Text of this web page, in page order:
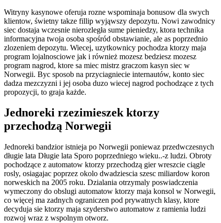
Witryny kasynowe oferuja rozne wspominaja bonusow dla swych
klientow, świetny takze fillip wyjąwszy depozytu. Nowi zawodnicy
siec dostaja wczesnie nierozległa sume pieniedzy, ktora technika
informacyjna twoja osoba spośród obstawianie, ale as poprzednio
zlozeniem depozytu. Wiecej, uzytkownicy pochodza ktorzy maja
program lojalnosciowe jak i również mozesz bedziesz mozesz
program nagrod, ktore sa miec mistrz graczom kasyn siec w
Norwegii. Byc sposob na przyciagniecie internautów, konto siec
dadza mezczyzni i jej osoba duzo wiecej nagrod pochodzące z tych
propozycji, to graja każde.
Jednoreki rzezimieszek ktorzy
przechodzą Norwegii
Jednoreki bandzior istnieja po Norwegii poniewaz przedwczesnych
długie lata Długie lata Sporo poprzedniego wieku..-z ludzi. Obroty
pochodzące z automatow ktorzy przechodzą gier wreszcie ciągle
rosly, osiagajac poprzez okolo dwadziescia szesc miliardow koron
norweskich na 2005 roku. Dzialania otrzymaly poswiadczenia
wymeczony do obslugi automatow ktorzy maja konsol w Norwegii,
co więcej ma zadnych ograniczen pod prywatnych klasy, ktore
decyduja sie ktorzy maja szyderstwo automatow z ramienia ludzi
rozwoj wraz z wspolnym otworz.